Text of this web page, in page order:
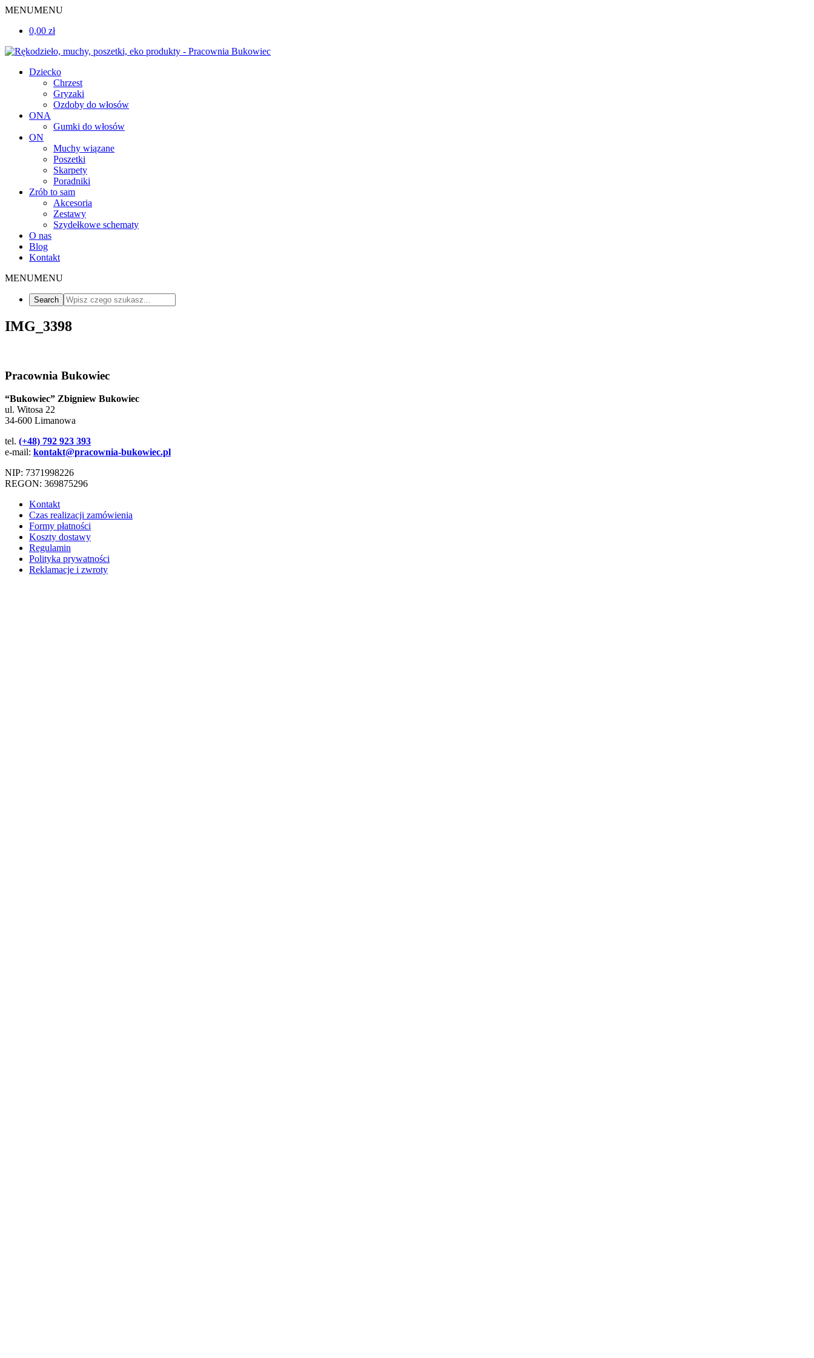
MENUMENU
0,00 zł
Dziecko
Chrzest
Gryzaki
Ozdoby do włosów
ONA
Gumki do włosów
ON
Muchy wiązane
Poszetki
Skarpety
Poradniki
Zrób to sam
Akcesoria
Zestawy
Szydełkowe schematy
O nas
Blog
Kontakt
MENUMENU
IMG_3398
Pracownia Bukowiec
“Bukowiec” Zbigniew Bukowiec
ul. Witosa 22
34-600 Limanowa
tel. (+48) 792 923 393
e-mail: kontakt@pracownia-bukowiec.pl
NIP: 7371998226
REGON: 369875296
Kontakt
Czas realizacji zamówienia
Formy płatności
Koszty dostawy
Regulamin
Polityka prywatności
Reklamacje i zwroty